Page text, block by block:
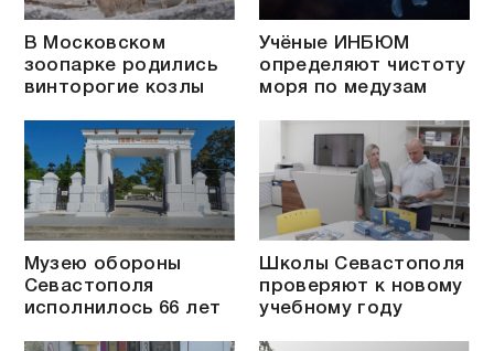
В Московском
зоопарке родились
винторогие козлы
Учёные ИНБЮМ
определяют чистоту
моря по медузам
Музею обороны
Севастополя
исполнилось 66 лет
Школы Севастополя
проверяют к новому
учебному году